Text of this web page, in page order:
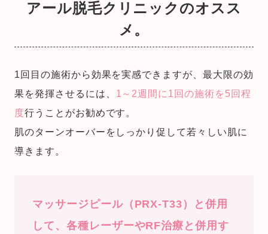
アール脱毛クリニックのオスス
メ。
1回目の施術から効果を実感できますが、最大限の効
果を発揮させるには、 1～2週間に1回の施術を5回程
度行うことがお勧めです。
肌のターンオーバーをしっかり促して若々しい肌に
導きます。
マッサージピール（PRX-T33）と併用
して、各種レーザーやRF治療と併用す